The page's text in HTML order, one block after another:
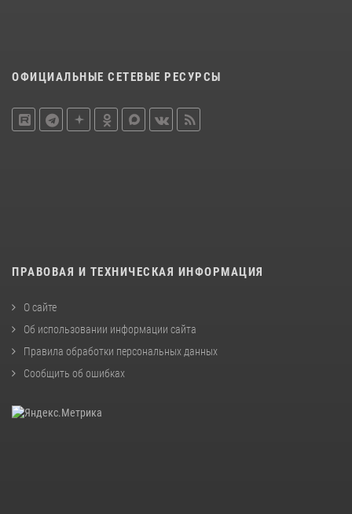
ОФИЦИАЛЬНЫЕ СЕТЕВЫЕ РЕСУРСЫ
ПРАВОВАЯ И ТЕХНИЧЕСКАЯ ИНФОРМАЦИЯ
О сайте
Об использовании информации сайта
Правила обработки персональных данных
Сообщить об ошибках